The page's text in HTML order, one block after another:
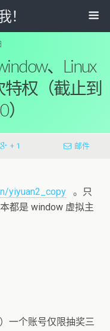
！
、Linux
权（截止到
+ 1 邮件
yiyuan2_copy 。只
都是 window 虚拟主
一个账号仅限抽奖三